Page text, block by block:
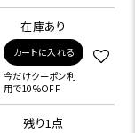
在庫あり
カートに入れる
今だけクーポン利
用で10%OFF
残り1点